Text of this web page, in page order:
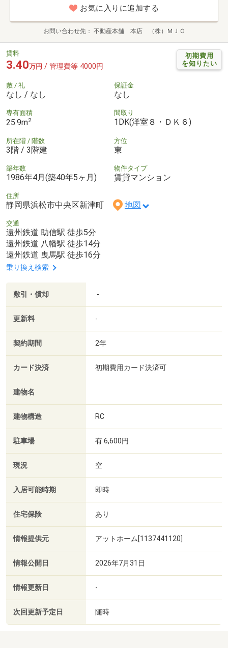
お気に入りに追加する
お問い合わせ先 不動産本舗 本店 （株）ＭＪＣ
初期費用
を知りたい
賃料
3.40万円 / 管理費等 4000円
敷 / 礼
なし / なし
保証金
なし
専有面積
25.9m2
間取り
1DK(洋室８・ＤＫ６)
所在階 / 階数
3階 / 3階建
方位
東
築年数
1986年4月(築40年5ヶ月)
物件タイプ
賃貸マンション
住所
静岡県浜松市中央区新津町 地図
交通
遠州鉄道 助信駅 徒歩5分
遠州鉄道 八幡駅 徒歩14分
遠州鉄道 曳馬駅 徒歩16分
乗り換え検索
敷引・償却 -
更新料 -
契約期間 2年
カード決済 初期費用カード決済可
建物名
建物構造 RC
駐車場 有 6,600円
現況 空
入居可能時期 即時
住宅保険 あり
情報提供元 アットホーム[1137441120]
情報公開日 2026年7月31日
情報更新日 -
次回更新予定日 随時